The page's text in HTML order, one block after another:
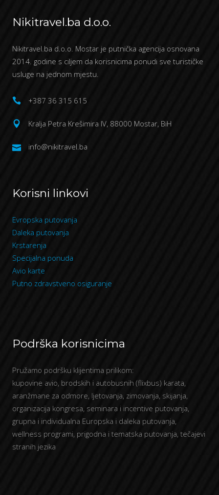
Nikitravel.ba d.o.o.
Nikitravel.ba d.o.o. Mostar je putnička agencija osnovana
2014. godine s ciljem da korisnicima ponudi sve turističke
usluge na jednom mjestu.
+387 36 315 615
Kralja Petra Krešimira IV, 88000 Mostar, BiH
info@nikitravel.ba
Korisni linkovi
Evropska putovanja
Daleka putovanja
Krstarenja
Specijalna ponuda
Avio karte
Putno zdravstveno osiguranje
Podrška korisnicima
Pružamo podršku klijentima prilikom:
kupovine avio, brodskih i autobusnih (flixbus) karata,
aranžmane za odmore, ljetovanja, zimovanja, skijanja,
organizacija kongresa, seminara i incentive putovanja,
grupna i individualna Europska i daleka putovanja,
wellness programi, prigodna i tematska putovanja, tečajevi
stranih jezika